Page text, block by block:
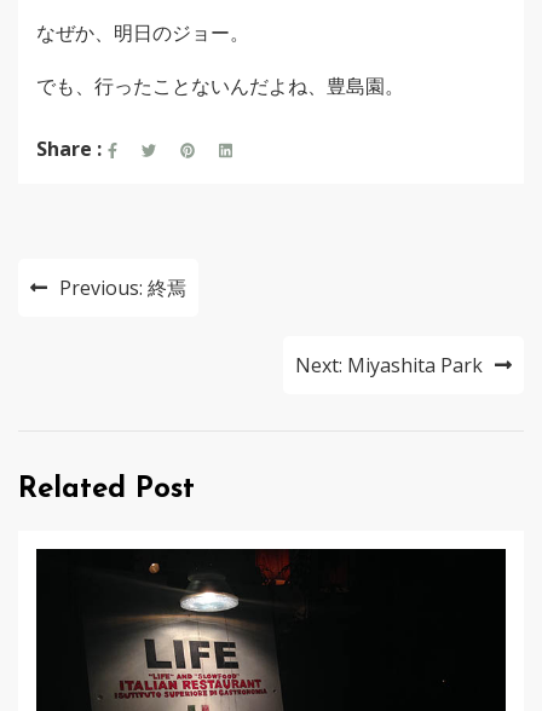
なぜか、明日のジョー。
でも、行ったことないんだよね、豊島園。
Share :
投
ー
Previous: 終焉
Next: Miyashita Park
Related Post